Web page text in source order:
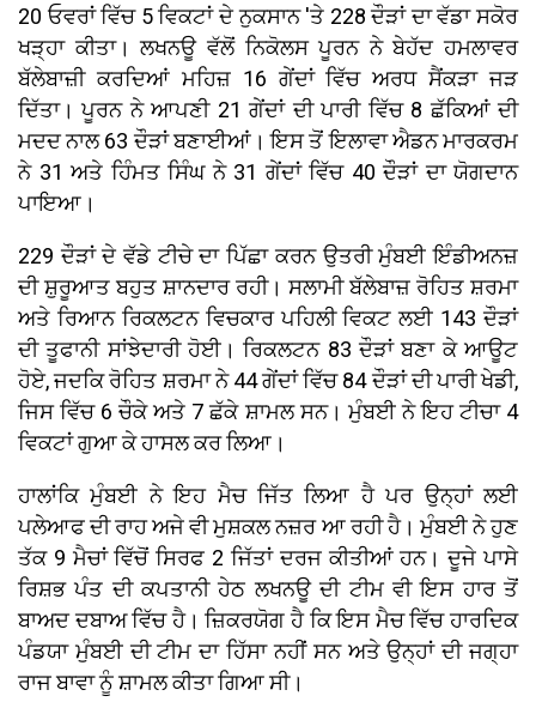
20 ਓਵਰਾਂ ਵਿੱਚ 5 ਵਿਕਟਾਂ ਦੇ ਨੁਕਸਾਨ 'ਤੇ 228 ਦੌੜਾਂ ਦਾ ਵੱਡਾ ਸਕੋਰ
ਖੜ੍ਹਾ ਕੀਤਾ। ਲਖਨਊ ਵੱਲੋਂ ਨਿਕੋਲਸ ਪੂਰਨ ਨੇ ਬੇਹੱਦ ਹਮਲਾਵਰ
ਬੱਲੇਬਾਜ਼ੀ ਕਰਦਿਆਂ ਮਹਿਜ਼ 16 ਗੇਂਦਾਂ ਵਿੱਚ ਅਰਧ ਸੈਂਕੜਾ ਜੜ
ਦਿੱਤਾ। ਪੂਰਨ ਨੇ ਆਪਣੀ 21 ਗੇਂਦਾਂ ਦੀ ਪਾਰੀ ਵਿੱਚ 8 ਛੱਕਿਆਂ ਦੀ
ਮਦਦ ਨਾਲ 63 ਦੌੜਾਂ ਬਣਾਈਆਂ। ਇਸ ਤੋਂ ਇਲਾਵਾ ਐਡਨ ਮਾਰਕਰਮ
ਨੇ 31 ਅਤੇ ਹਿੰਮਤ ਸਿੰਘ ਨੇ 31 ਗੇਂਦਾਂ ਵਿੱਚ 40 ਦੌੜਾਂ ਦਾ ਯੋਗਦਾਨ
ਪਾਇਆ।
229 ਦੌੜਾਂ ਦੇ ਵੱਡੇ ਟੀਚੇ ਦਾ ਪਿੱਛਾ ਕਰਨ ਉਤਰੀ ਮੁੰਬਈ ਇੰਡੀਅਨਜ਼
ਦੀ ਸ਼ੁਰੂਆਤ ਬਹੁਤ ਸ਼ਾਨਦਾਰ ਰਹੀ। ਸਲਾਮੀ ਬੱਲੇਬਾਜ਼ ਰੋਹਿਤ ਸ਼ਰਮਾ
ਅਤੇ ਰਿਆਨ ਰਿਕਲਟਨ ਵਿਚਕਾਰ ਪਹਿਲੀ ਵਿਕਟ ਲਈ 143 ਦੌੜਾਂ
ਦੀ ਤੂਫਾਨੀ ਸਾਂਝੇਦਾਰੀ ਹੋਈ। ਰਿਕਲਟਨ 83 ਦੌੜਾਂ ਬਣਾ ਕੇ ਆਊਟ
ਹੋਏ, ਜਦਕਿ ਰੋਹਿਤ ਸ਼ਰਮਾ ਨੇ 44 ਗੇਂਦਾਂ ਵਿੱਚ 84 ਦੌੜਾਂ ਦੀ ਪਾਰੀ ਖੇਡੀ,
ਜਿਸ ਵਿੱਚ 6 ਚੌਕੇ ਅਤੇ 7 ਛੱਕੇ ਸ਼ਾਮਲ ਸਨ। ਮੁੰਬਈ ਨੇ ਇਹ ਟੀਚਾ 4
ਵਿਕਟਾਂ ਗੁਆ ਕੇ ਹਾਸਲ ਕਰ ਲਿਆ।
ਹਾਲਾਂਕਿ ਮੁੰਬਈ ਨੇ ਇਹ ਮੈਚ ਜਿੱਤ ਲਿਆ ਹੈ ਪਰ ਉਨ੍ਹਾਂ ਲਈ
ਪਲੇਆਫ ਦੀ ਰਾਹ ਅਜੇ ਵੀ ਮੁਸ਼ਕਲ ਨਜ਼ਰ ਆ ਰਹੀ ਹੈ। ਮੁੰਬਈ ਨੇ ਹੁਣ
ਤੱਕ 9 ਮੈਚਾਂ ਵਿੱਚੋਂ ਸਿਰਫ 2 ਜਿੱਤਾਂ ਦਰਜ ਕੀਤੀਆਂ ਹਨ। ਦੂਜੇ ਪਾਸੇ
ਰਿਸ਼ਭ ਪੰਤ ਦੀ ਕਪਤਾਨੀ ਹੇਠ ਲਖਨਊ ਦੀ ਟੀਮ ਵੀ ਇਸ ਹਾਰ ਤੋਂ
ਬਾਅਦ ਦਬਾਅ ਵਿੱਚ ਹੈ। ਜ਼ਿਕਰਯੋਗ ਹੈ ਕਿ ਇਸ ਮੈਚ ਵਿੱਚ ਹਾਰਦਿਕ
ਪੰਡਯਾ ਮੁੰਬਈ ਦੀ ਟੀਮ ਦਾ ਹਿੱਸਾ ਨਹੀਂ ਸਨ ਅਤੇ ਉਨ੍ਹਾਂ ਦੀ ਜਗ੍ਹਾ
ਰਾਜ ਬਾਵਾ ਨੂੰ ਸ਼ਾਮਲ ਕੀਤਾ ਗਿਆ ਸੀ।